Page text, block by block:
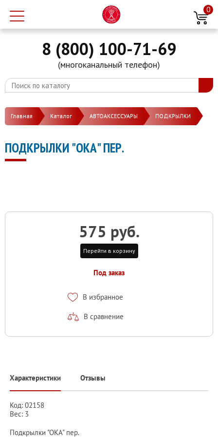
0
8 (800) 100-71-69
(многоканальный телефон)
Главная Каталог АВТОАКСЕССУАРЫ ПОДКРЫЛКИ
ПОДКРЫЛКИ "ОКА" ПЕР.
575 руб.
Перейти в корзину
Под заказ
В избранное
В сравнение
Характеристики Отзывы
Код: 02158
Вес: 3
Подкрылки "ОКА" пер.